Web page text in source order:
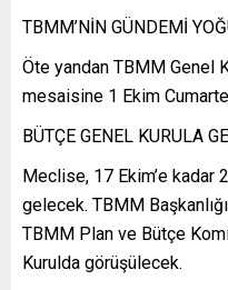
TBMM’NİN GÜNDEMİ
Öte yandan TBMM Genel
mesaisine 1 Ekim
BÜTÇE GENEL KURULA
Meclise, 17 Ekim’e kadar
gelecek. TBMM
TBMM Plan ve Bütçe
Kurulda görüşülecek.